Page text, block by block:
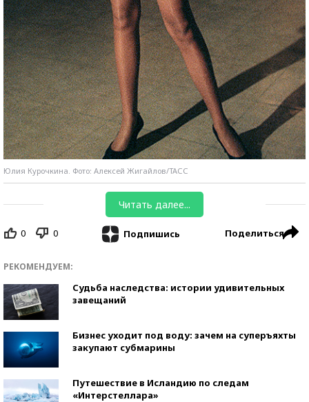
Юлия Курочкина. Фото: Алексей Жигайлов/ТАСС
Читать далее...
0 0 Подпишись Поделиться
РЕКОМЕНДУЕМ:
Судьба наследства: истории удивительных
завещаний
Бизнес уходит под воду: зачем на суперъяхты
закупают субмарины
Путешествие в Исландию по следам
«Интерстеллара»